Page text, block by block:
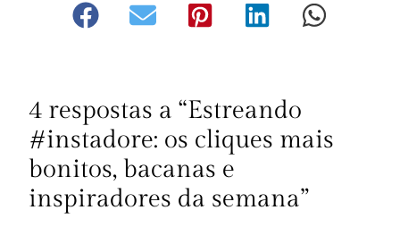
4 respostas a “Estreando
#instadore: os cliques mais
bonitos, bacanas e
inspiradores da semana”